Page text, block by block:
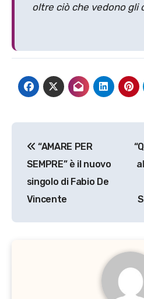
oltre ciò che vedono gli
articoli
“AMARE PER
SEMPRE” è il nuovo
singolo di Fabio De
Vincente